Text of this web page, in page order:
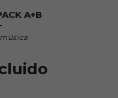
A+B
música